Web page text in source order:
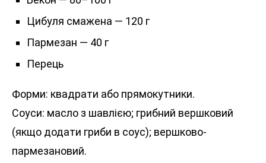
Цибуля смажена — 120 г
Пармезан — 40 г
Перець
Форми: квадрати або прямокутники.
Соуси: масло з шавлією; грибний вершковий
(якщо додати гриби в соус); вершково-
пармезановий.